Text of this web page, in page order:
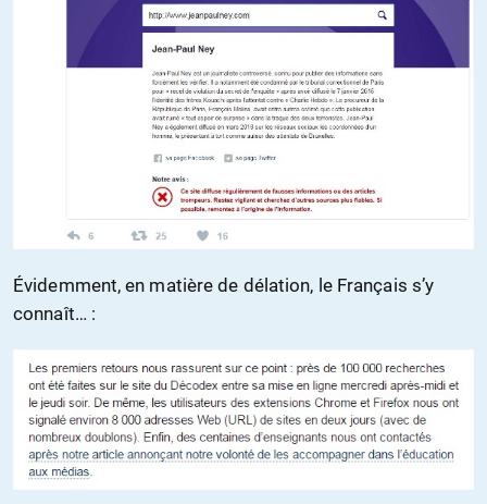
Évidemment, en matière de délation, le Français s’y
connaît… :